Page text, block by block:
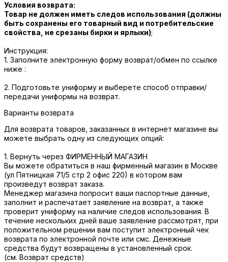
Условия возврата:
Товар не должен иметь следов использования (должны
быть сохранены его товарный вид и потребительские
свойства, не срезаны бирки и ярлыки);
Инструкция:
1. Заполните электронную форму возврат/обмен по ссылке
ниже :
2. Подготовьте униформу и выберете способ отправки/
передачи униформы на возврат.
Варианты возврата
Для возврата товаров, заказанных в интернет магазине вы
можете выбрать одну из следующих опций:
1. Вернуть через ФИРМЕННЫЙ МАГАЗИН
Вы можете обратиться в наш фирменный магазин в Москве
(ул Пятницкая 71/5 стр 2 офис 220) в котором вам
произведут возврат заказа.
Менеджер магазина попросит ваши паспортные данные,
заполнит и распечатает заявление на возврат, а также
проверит униформу на наличие следов использования. В
течение нескольких дней ваше заявление рассмотрят, при
положительном решении вам поступит электронный чек
возврата по электронной почте или смс. Денежные
средства будут возвращены в установленный срок.
(см. Возврат средств)